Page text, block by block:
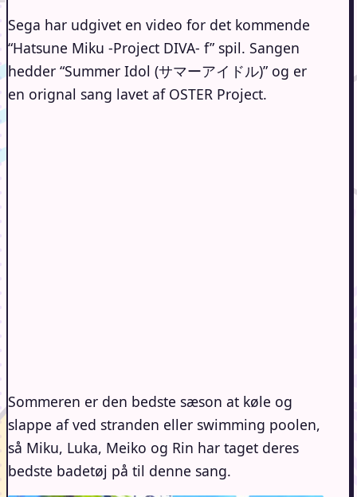
Sega har udgivet en video for det kommende
“Hatsune Miku -Project DIVA- f” spil. Sangen
hedder “Summer Idol (サマーアイドル)” og er
en orignal sang lavet af OSTER Project.
Sommeren er den bedste sæson at køle og
slappe af ved stranden eller swimming poolen,
så Miku, Luka, Meiko og Rin har taget deres
bedste badetøj på til denne sang.